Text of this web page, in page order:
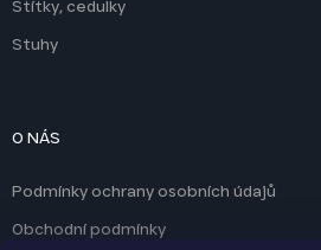
Štítky, cedulky
Stuhy
O NÁS
Podmínky ochrany osobních údajů
Obchodní podmínky